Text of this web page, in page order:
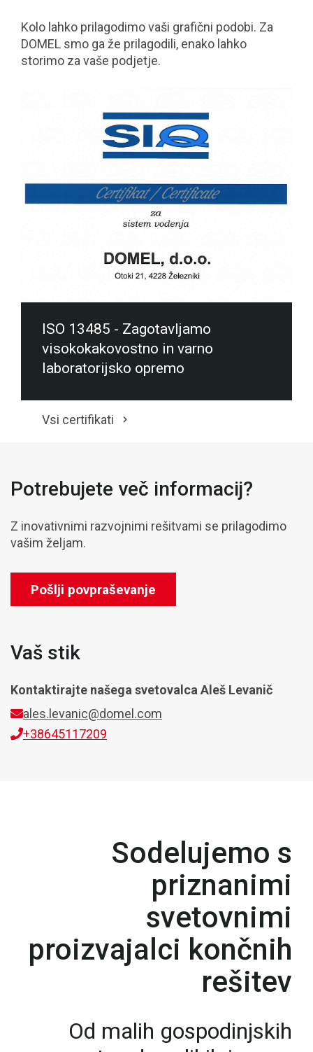
Kolo lahko prilagodimo vaši grafični podobi. Za
DOMEL smo ga že prilagodili, enako lahko
storimo za vaše podjetje.
ISO 13485 - Zagotavljamo
visokokakovostno in varno
laboratorijsko opremo
Vsi certifikati
Potrebujete več informacij?
Z inovativnimi razvojnimi rešitvami se prilagodimo
vašim željam.
Pošlji povpraševanje
Vaš stik
Kontaktirajte našega svetovalcaAleš Levanič
ales.levanic@domel.com
+38645117209
Sodelujemo s
priznanimi
svetovnimi
proizvajalci končnih
rešitev
Od malih gospodinjskih